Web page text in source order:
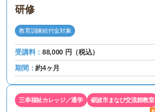
研修
教育訓練給付金対象
受講料：88,000 円（税込）
期間：約4ヶ月
三幸福祉カレッジ／通学 砺波市まなび交流館教室